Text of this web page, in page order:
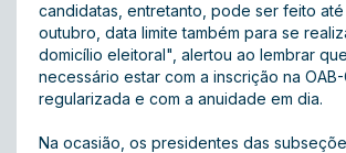
candidatas, entretanto, pode ser feito
outubro, data limite também para se
domicílio eleitoral", alertou ao lembrar
necessário estar com a inscrição na OAB-
regularizada e com a anuidade em dia.
Na ocasião, os presidentes das